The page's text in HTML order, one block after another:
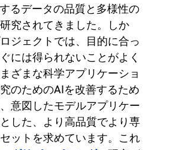
るデータの品質と多様性の
究されてきました。しか
ジェクトでは、目的に合っ
には得られないことがよく
ざまな科学アプリケーショ
のためのAIを改善するため
意図したモデルアプリケー
した、より高品質でより専
ットを求めています。これ